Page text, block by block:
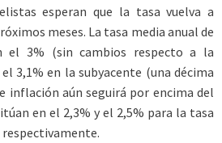
esperan que la tasa vuelva a
meses. La tasa media anual de
el 3% (sin cambios respecto a la
3,1% en la subyacente (una décima
inflación aún seguirá por encima del
en el 2,3% y el 2,5% para la tasa